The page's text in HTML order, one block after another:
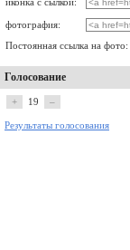
иконка с сылкой:
фотография:
Постоянная ссылка на фото:
Голосование
+ 19 –
Результаты голосования